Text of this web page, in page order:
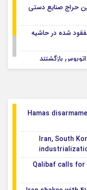
حراج صنایع دستی
شده در حاشیه
Hamas
Iran, South
Qalibaf calls